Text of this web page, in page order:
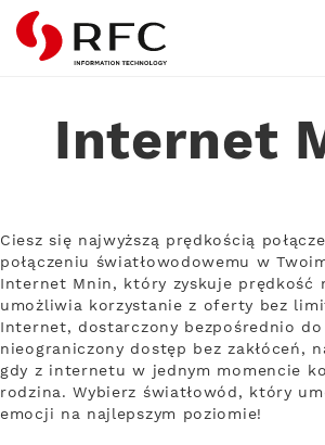
RFC
Internet
Ciesz się najwyższą prędkością
połączeniu światłowodowemu w
Internet Mnin, który zyskuje prędkość
umożliwia korzystanie z oferty bez
Internet, dostarczony bezpośrednio
nieograniczony dostęp bez zakłóceń,
gdy z internetu w jednym momencie
rodzina. Wybierz światłowód, który
emocji na najlepszym poziomie!